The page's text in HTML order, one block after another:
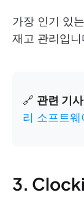
가장 인기 있
재고 관리입
🔗 관련 기
리 소프트웨
3.